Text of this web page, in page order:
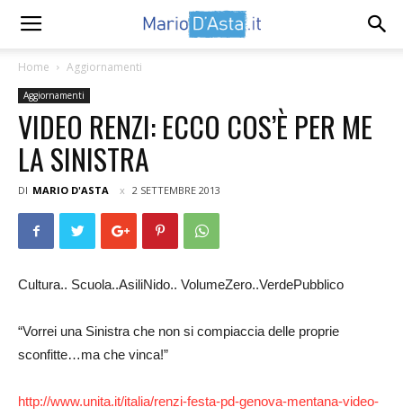
Home Aggiornamenti
Aggiornamenti
VIDEO RENZI: ECCO COS’È PER ME
LA SINISTRA
DI MARIO D'ASTA 2 SETTEMBRE 2013
Cultura.. Scuola..AsiliNido.. VolumeZero..VerdePubblico
“Vorrei una Sinistra che non si compiaccia delle proprie
sconfitte…ma che vinca!”
http://www.unita.it/italia/renzi-festa-pd-genova-mentana-video-